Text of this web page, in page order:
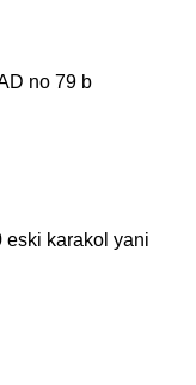
no 79 b
eski karakol yani